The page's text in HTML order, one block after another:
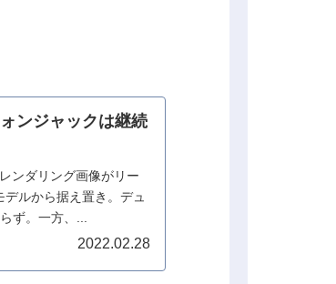
ンジャックは継続
ンダリング画像がリー
ルから据え置き。デュ
ず。一方、...
2022.02.28